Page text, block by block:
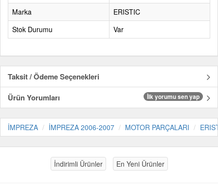
Marka
ERISTIC
Stok Durumu
Var
Taksit / Ödeme Seçenekleri
Ürün Yorumları
İlk yorumu sen yap
İMPREZA İMPREZA 2006-2007 MOTOR PARÇALARI
İndirimli Ürünler En Yeni Ürünler